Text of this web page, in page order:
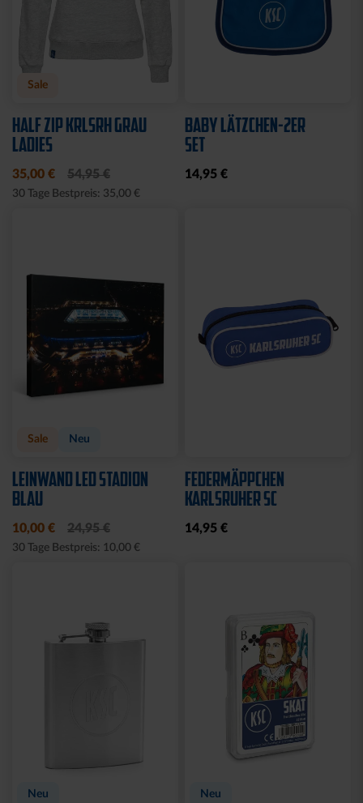
Sale
HALF ZIP KRLSRH GRAU
LADIES
35,00 € 54,95 €
30 Tage Bestpreis: 35,00 €
BABY LÄTZCHEN-2ER
SET
14,95 €
Sale Neu
LEINWAND LED STADION
BLAU
10,00 € 24,95 €
30 Tage Bestpreis: 10,00 €
FEDERMÄPPCHEN
KARLSRUHER SC
14,95 €